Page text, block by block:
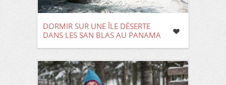
DORMIR SUR UNE ÎLE DÉSERTE
DANS LES SAN BLAS AU PANAMA